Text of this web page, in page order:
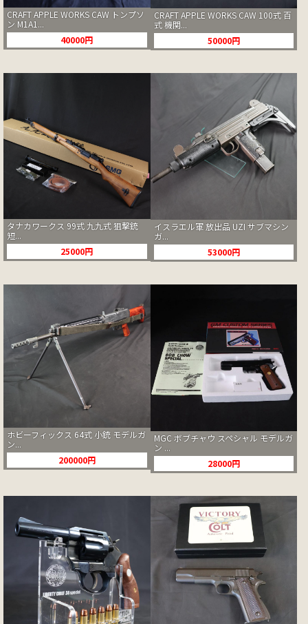
CRAFT APPLE WORKS CAW トンプソ
ン M1A1...
40000円
CRAFT APPLE WORKS CAW 100式 百
式 機関...
50000円
タナカワークス 99式 九九式 狙撃銃
短...
25000円
イスラエル軍 放出品 UZI サブマシン
ガ...
53000円
ホビーフィックス 64式 小銃 モデルガ
ン...
200000円
MGC ボブチャウ スペシャル モデルガ
ン ...
28000円